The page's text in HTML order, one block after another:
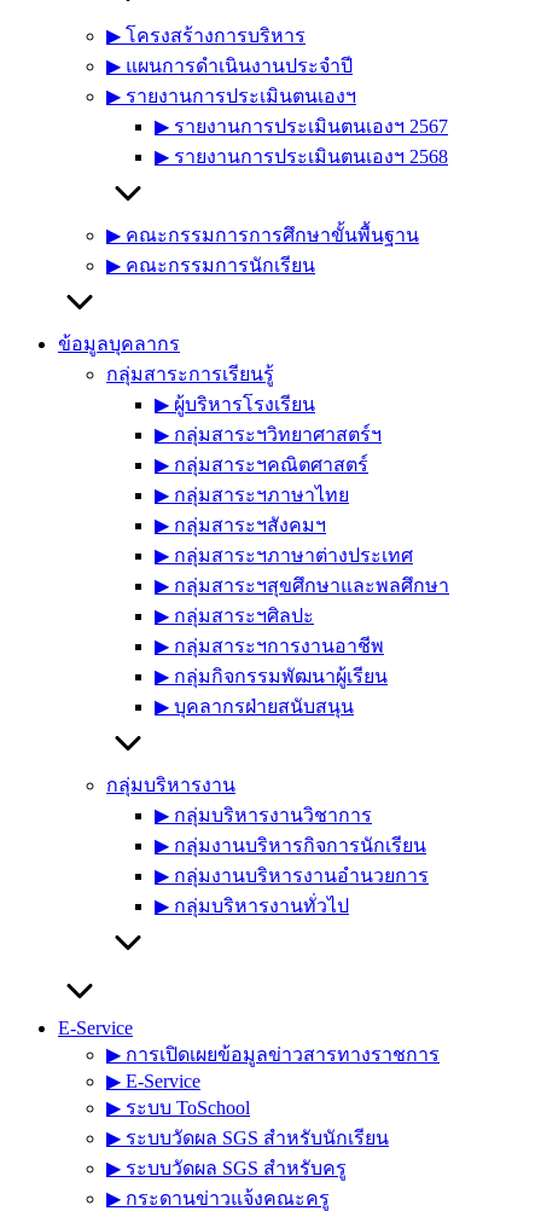
▶︎ โครงสร้างการบริหาร
▶︎ แผนการดำเนินงานประจำปี
▶︎ รายงานการประเมินตนเองฯ
▶︎ รายงานการประเมินตนเองฯ 2567
▶︎ รายงานการประเมินตนเองฯ 2568
▶︎ คณะกรรมการการศึกษาขั้นพื้นฐาน
▶︎ คณะกรรมการนักเรียน
ข้อมูลบุคลากร
กลุ่มสาระการเรียนรู้
▶︎ ผู้บริหารโรงเรียน
▶︎ กลุ่มสาระฯวิทยาศาสตร์ฯ
▶︎ กลุ่มสาระฯคณิตศาสตร์
▶︎ กลุ่มสาระฯภาษาไทย
▶︎ กลุ่มสาระฯสังคมฯ
▶︎ กลุ่มสาระฯภาษาต่างประเทศ
▶︎ กลุ่มสาระฯสุขศึกษาและพลศึกษา
▶︎ กลุ่มสาระฯศิลปะ
▶︎ กลุ่มสาระฯการงานอาชีพ
▶︎ กลุ่มกิจกรรมพัฒนาผู้เรียน
▶︎ บุคลากรฝ่ายสนับสนุน
กลุ่มบริหารงาน
▶︎ กลุ่มบริหารงานวิชาการ
▶︎ กลุ่มงานบริหารกิจการนักเรียน
▶︎ กลุ่มงานบริหารงานอำนวยการ
▶︎ กลุ่มบริหารงานทั่วไป
E-Service
▶︎ การเปิดเผยข้อมูลข่าวสารทางราชการ
▶︎ E-Service
▶︎ ระบบ ToSchool
▶︎ ระบบวัดผล SGS สำหรับนักเรียน
▶︎ ระบบวัดผล SGS สำหรับครู
▶︎ กระดานข่าวแจ้งคณะครู